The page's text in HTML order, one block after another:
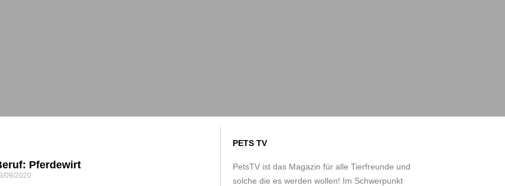
Pferdewirt
09/2020
PETS TV
PetsTV ist das Magazin für alle Tierfreunde und
solche die es werden wollen! Im Schwerpunkt